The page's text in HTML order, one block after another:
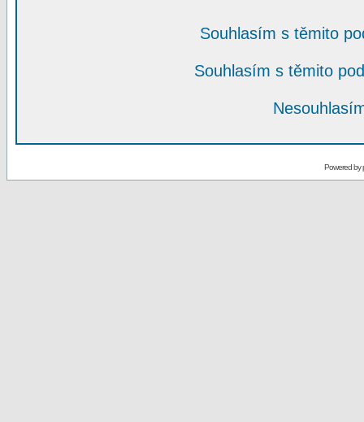
Souhlasím s těmito
Souhlasím s těmito
Powered by